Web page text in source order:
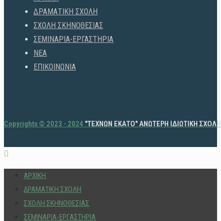
ΔΡΑΜΑΤΙΚΗ ΣΧΟΛΗ
ΣΧΟΛΗ ΣΚΗΝΟΘΕΣΙΑΣ
ΣΕΜΙΝΑΡΙΑ-ΕΡΓΑΣΤΗΡΙΑ
ΝΕΑ
ΕΠΙΚΟΙΝΩΝΙΑ
Copyrights © 2023 - 2024 "ΤΕΧΝΩΝ ΕΚΑΤΟ" ΑΝΩΤΕΡΗ ΙΔΙΩΤΙΚΗ
ΑΡΧΙΚΗ
ΔΡΑΜΑΤΙΚΗ ΣΧΟΛΗ
ΣΧΟΛΗ ΣΚΗΝΟΘΕΣΙΑΣ
ΣΕΜΙΝΑΡΙΑ-ΕΡΓΑΣΤΗΡΙΑ